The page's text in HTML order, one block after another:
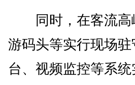
同时，在客流高
游码头等实行现场
台、视频监控等系